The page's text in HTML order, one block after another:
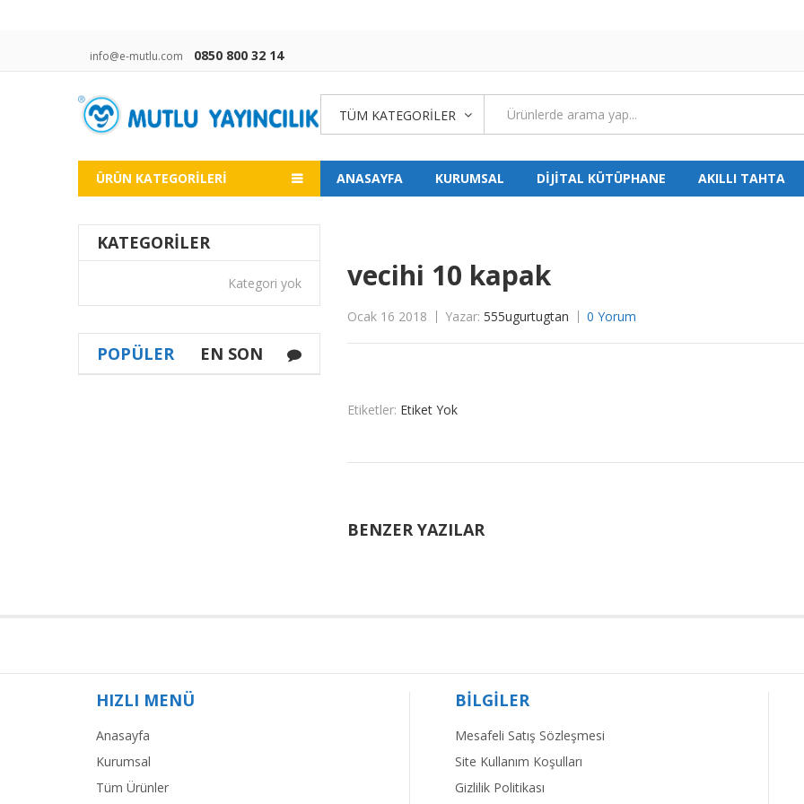
info@e-mutlu.com 0850 800 32 14
TÜM KATEGORILER
ÜRÜN KATEGORILERI ANASAYFA KURUMSAL DİJİTAL KÜTÜPHANE AKILLI TAHTA
KATEGORILER
Kategori yok
POPÜLER EN SON
vecihi 10 kapak
Ocak 16 2018 Yazar: 555ugurtugtan 0 Yorum
Etiketler: Etiket Yok
BENZER YAZILAR
HIZLI MENÜ
Anasayfa
Kurumsal
Tüm Ürünler
BİLGİLER
Mesafeli Satış Sözleşmesi
Site Kullanım Koşulları
Gizlilik Politikası